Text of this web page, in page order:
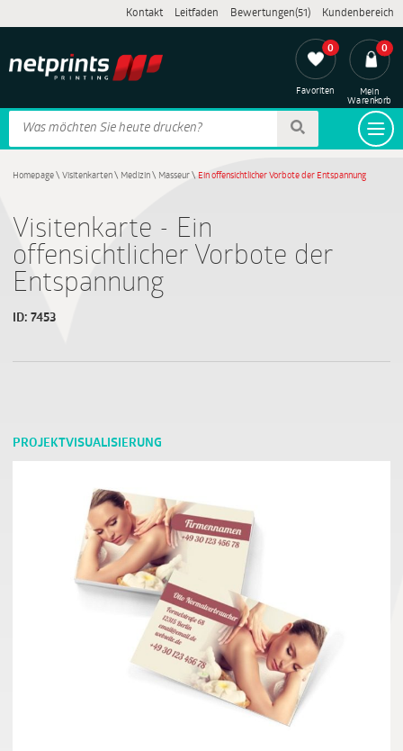
Kontakt Leitfaden Bewertungen(51) Kundenbereich
0
Favoriten
0
Mein
Warenkorb
Homepage\ Visitenkarten\ Medizin\ Masseur\ Ein offensichtlicher Vorbote der Entspannung
Visitenkarte - Ein
offensichtlicher Vorbote der
Entspannung
ID: 7453
PROJEKTVISUALISIERUNG